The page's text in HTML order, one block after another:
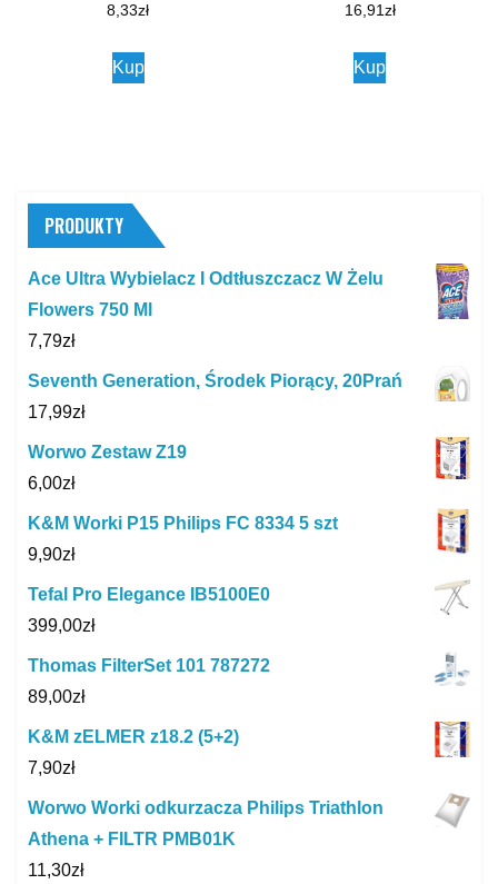
8,33zł
Kup
16,91zł
Kup
PRODUKTY
Ace Ultra Wybielacz I Odtłuszczacz W Żelu
Flowers 750 Ml
7,79zł
Seventh Generation, Środek Piorący, 20Prań
17,99zł
Worwo Zestaw Z19
6,00zł
K&M Worki P15 Philips FC 8334 5 szt
9,90zł
Tefal Pro Elegance IB5100E0
399,00zł
Thomas FilterSet 101 787272
89,00zł
K&M zELMER z18.2 (5+2)
7,90zł
Worwo Worki odkurzacza Philips Triathlon
Athena + FILTR PMB01K
11,30zł